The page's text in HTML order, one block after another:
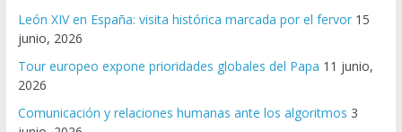
León XIV en España: visita histórica marcada por el fervor 15
junio, 2026
Tour europeo expone prioridades globales del Papa 11 junio,
2026
Comunicación y relaciones humanas ante los algoritmos 3